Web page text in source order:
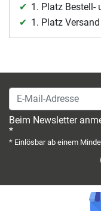
1. Platz Bestell-
1. Platz
E-Mail-Adresse
Beim Newsletter
*
* Einlösbar ab einem